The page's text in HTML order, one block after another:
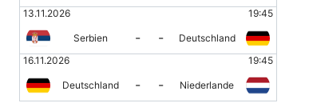
13.11.2026
19:45
Serbien - -
Deutschland
16.11.2026
19:45
Deutschland - - Niederlande